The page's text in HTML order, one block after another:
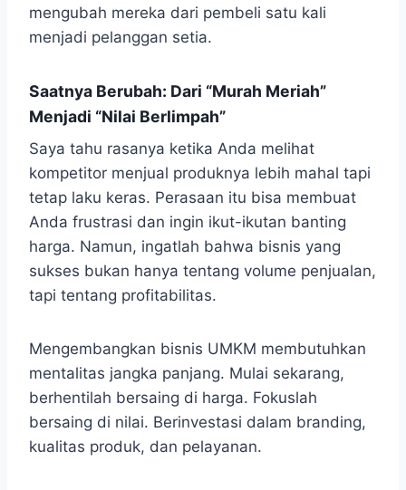
mengubah mereka dari pembeli satu kali
menjadi pelanggan setia.
Saatnya Berubah: Dari “Murah Meriah”
Menjadi “Nilai Berlimpah”
Saya tahu rasanya ketika Anda melihat
kompetitor menjual produknya lebih mahal tapi
tetap laku keras. Perasaan itu bisa membuat
Anda frustrasi dan ingin ikut-ikutan banting
harga. Namun, ingatlah bahwa bisnis yang
sukses bukan hanya tentang volume penjualan,
tapi tentang profitabilitas.
Mengembangkan bisnis UMKM membutuhkan
mentalitas jangka panjang. Mulai sekarang,
berhentilah bersaing di harga. Fokuslah
bersaing di nilai. Berinvestasi dalam branding,
kualitas produk, dan pelayanan.